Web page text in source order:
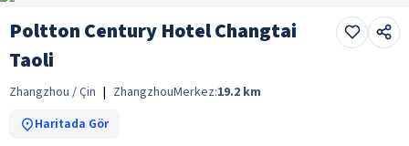
Poltton Century Hotel Changtai
Taoli
Zhangzhou / Çin | ZhangzhouMerkez:19.2 km
Haritada Gör